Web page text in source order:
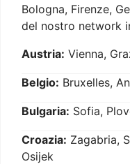
Bologna, Firenze,
del nostro network
Austria: Vienna,
Belgio: Bruxelles,
Bulgaria: Sofia,
Croazia: Zagabria,
Osijek